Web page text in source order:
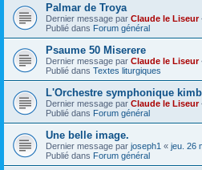
Palmar de Troya
Dernier message par Claude le Liseur
Publié dans Forum général
Psaume 50 Miserere
Dernier message par Claude le Liseur
Publié dans Textes liturgiques
L'Orchestre symphonique
Dernier message par Claude le Liseur
Publié dans Forum général
Une belle image.
Dernier message par joseph1 « jeu. 26
Publié dans Forum général